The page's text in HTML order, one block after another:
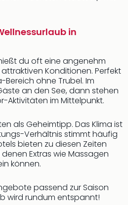
in
du oft eine angenehm
Konditionen. Perfekt
ohne Trubel. Im
an den See, dann stehen
Aktivitäten im Mittelpunkt.
als Geheimtipp. Das Klima ist
Verhältnis stimmt häufig
bieten zu diesen Zeiten
Extras wie Massagen
können.
passend zur Saison
wird rundum entspannt!